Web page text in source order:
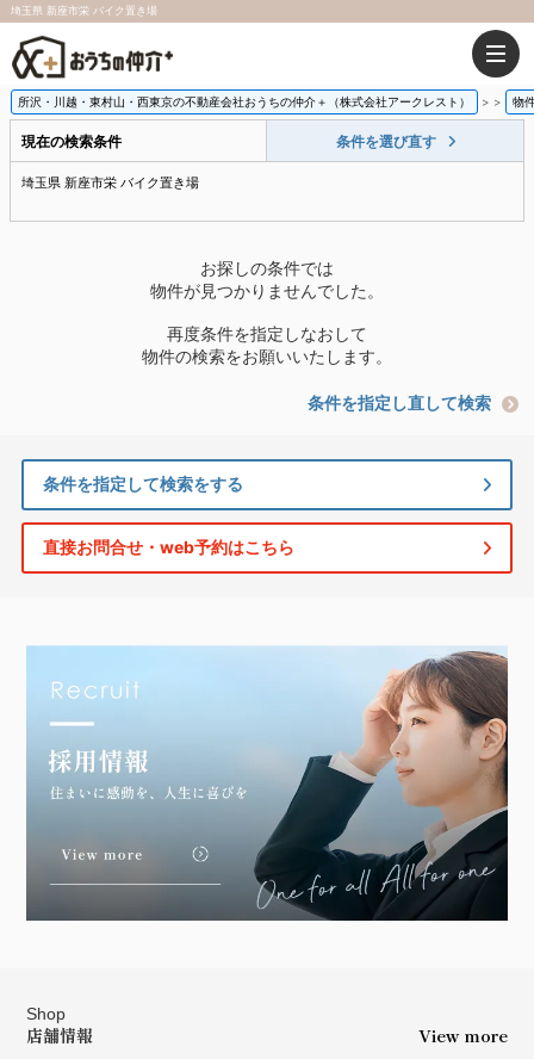
埼玉県 新座市栄 バイク置き場
所沢・川越・東村山・西東京の不動産会社おうちの仲介＋（株式会社アークレスト） > 物
現在の検索条件 条件を選び直す
埼玉県 新座市栄 バイク置き場
お探しの条件では
物件が見つかりませんでした。
再度条件を指定しなおして
物件の検索をお願いいたします。
条件を指定し直して検索
条件を指定して検索をする
直接お問合せ・web予約はこちら
Shop
店舗情報 View more